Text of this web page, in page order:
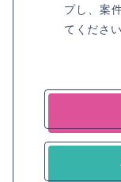
プし、案
てください